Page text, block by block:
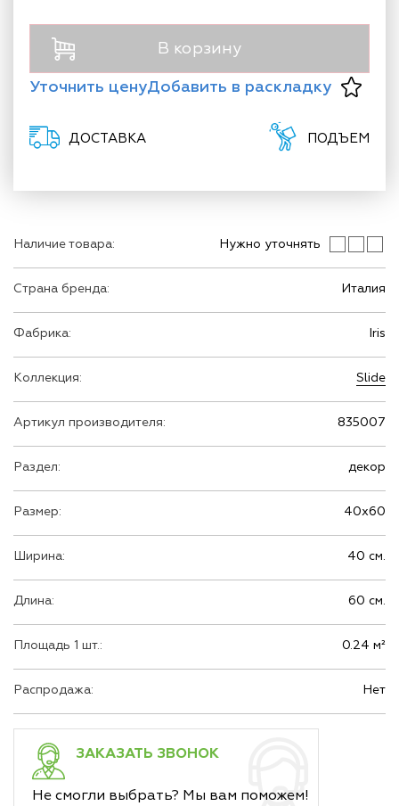
Наличие товара: Нужно уточнять
Страна бренда: Италия
Фабрика: Iris
Коллекция: Slide
Артикул производителя: 835007
Раздел: декор
Размер: 40х60
Ширина: 40 см.
Длина: 60 см.
Площадь 1 шт.: 0.24 м²
Распродажа: Нет
ЗАКАЗАТЬ ЗВОНОК
Не смогли выбрать? Мы вам поможем!
В корзину
Уточнить ценуДобавить в раскладку
ДОСТАВКА ПОДЪЕМ